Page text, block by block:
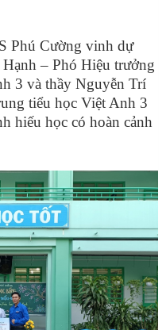
Phú Cường vinh dự
– Phó Hiệu trưởng
3 và thầy Nguyễn Trí
tiểu học Việt Anh 3
hiếu học có hoàn cảnh